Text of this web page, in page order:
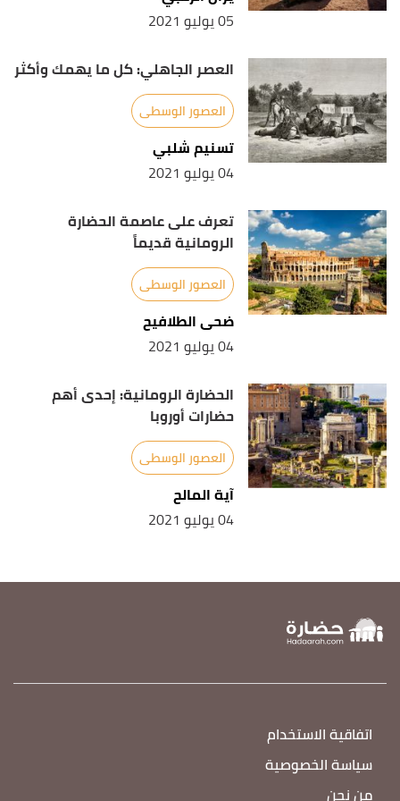
05 يوليو 2021
العصر الجاهلي: كل ما يهمك وأكثر
العصور الوسطى
تسنيم شلبي
04 يوليو 2021
تعرف على عاصمة الحضارة
الرومانية قديماً
العصور الوسطى
ضحى الطلافيح
04 يوليو 2021
الحضارة الرومانية: إحدى أهم
حضارات أوروبا
العصور الوسطى
آية المالح
04 يوليو 2021
اتفاقية الاستخدام
سياسة الخصوصية
من نحن